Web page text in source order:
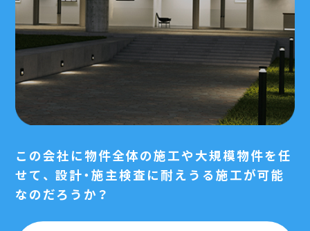
この会社に物件全体の施工や大規模物件を任
せて、 設計・施主検査に耐えうる施工が可能
なのだろうか？